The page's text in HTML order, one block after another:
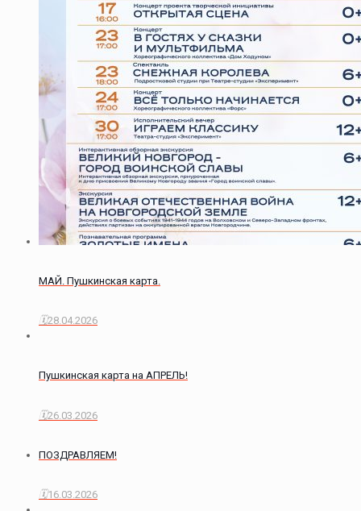
МАЙ. Пушкинская карта.
28.04.2026
Пушкинская карта на АПРЕЛЬ!
26.03.2026
ПОЗДРАВЛЯЕМ!
16.03.2026